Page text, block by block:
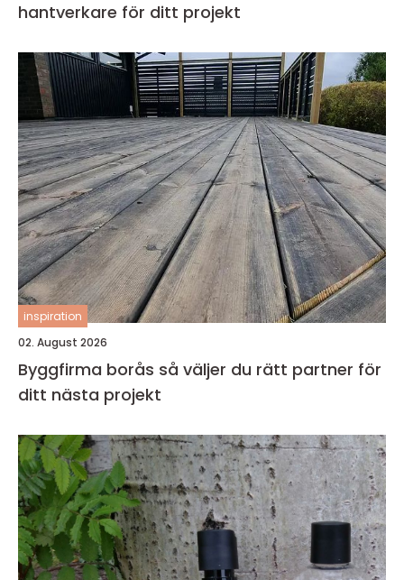
hantverkare för ditt projekt
inspiration
02. August 2026
Byggfirma borås så väljer du rätt partner för
ditt nästa projekt